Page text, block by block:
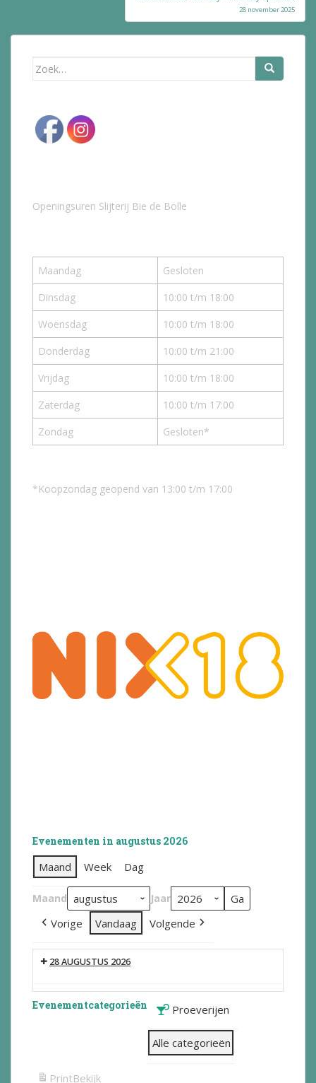
28 november 2025
Zoek
Openingsuren Slijterij Bie de Bolle
Maandag
Gesloten
Dinsdag
10:00 t/m 18:00
Woensdag
10:00 t/m 18:00
Donderdag
10:00 t/m 21:00
Vrijdag
10:00 t/m 18:00
Zaterdag
10:00 t/m 17:00
Zondag
Gesloten*
*Koopzondag geopend van 13:00 t/m 17:00
Evenementen in augustus 2026
Maand Week Dag
Maand Jaar
Vorige Vandaag Volgende
28 AUGUSTUS 2026
Evenementcategorieën Proeverijen
Alle categorieën
PrintBekijk